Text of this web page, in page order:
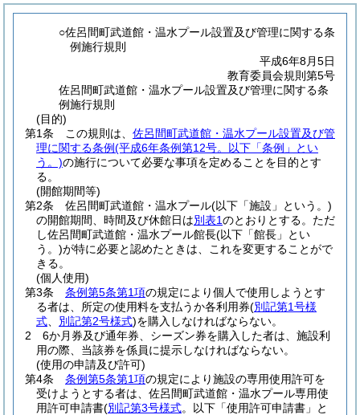
○佐呂間町武道館・温水プール設置及び管理に関する条
例施行規則
平成6年8月5日
教育委員会規則第5号
佐呂間町武道館・温水プール設置及び管理に関する条
例施行規則
(目的)
第1条
この規則は、 佐呂間町武道館・温水プール設置及び管
理に関する条例(平成6年条例第12号。以下「条例」とい
う。)の施行について必要な事項を定めることを目的とす
る。
(開館期間等)
第2条
佐呂間町武道館・温水プール(以下「施設」という。)
の開館期間、時間及び休館日は別表1のとおりとする。 ただ
し佐呂間町武道館・温水プール館長(以下「館長」とい
う。)が特に必要と認めたときは、これを変更することがで
きる。
(個人使用)
第3条
条例第5条第1項の規定により個人で使用しようとす
る者は、所定の使用料を支払うか各利用券(別記第1号様
式
別記第2号様式)を購入しなければならない。
2
6か月券及び通年券、シーズン券を購入した者は、施設利
用の際、当該券を係員に提示しなければならない。
(使用の申請及び許可)
第4条
条例第5条第1項の規定により施設の専用使用許可を
受けようとする者は、佐呂間町武道館・温水プール専用使
用許可申請書(別記第3号様式。以下「使用許可申請書」と